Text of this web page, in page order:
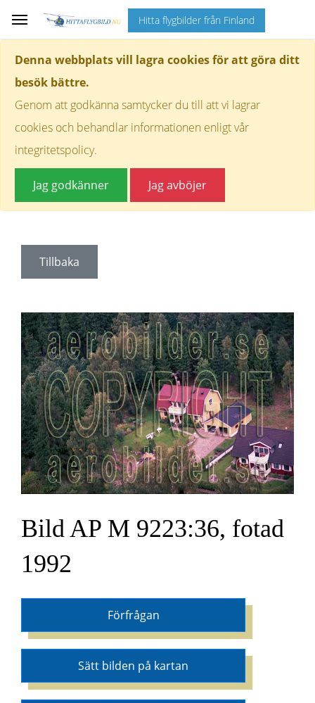
Denna webbplats vill lagra cookies för att göra ditt
besök bättre.
Genom att godkänna samtycker du till att vi lagrar
cookies och behandlar informationen enligt vår
integritetspolicy.
Jag godkänner Jag avböjer
Hitta flygbilder från Finland
Tillbaka
Bild AP M 9223:36, fotad
1992
Förfrågan
Sätt bilden på kartan